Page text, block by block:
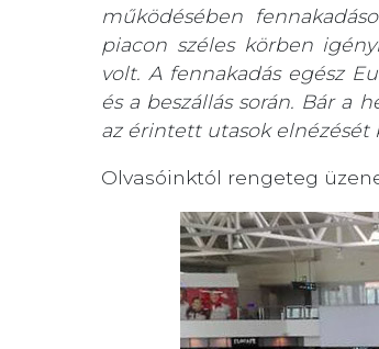
működésében
piacon széles körben
volt. A fennakadás egész
és a beszállás során. Bár a
az érintett utasok
Olvasóinktól rengeteg